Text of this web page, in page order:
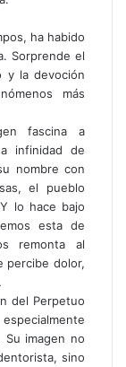
ha habido
Sorprende el
y la devoción
más
fascina a
infinidad de
nombre con
el pueblo
lo hace bajo
esta de
remonta al
percibe dolor,
del Perpetuo
Su imagen no
sino